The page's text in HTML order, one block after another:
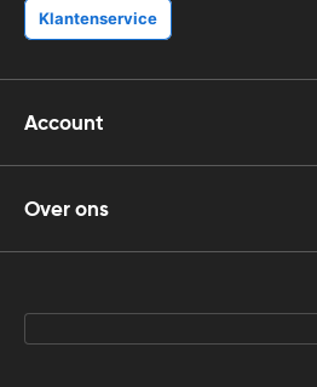
Klantenservice
Account
Over ons